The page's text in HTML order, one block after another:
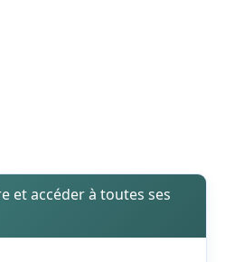
et accéder à toutes ses